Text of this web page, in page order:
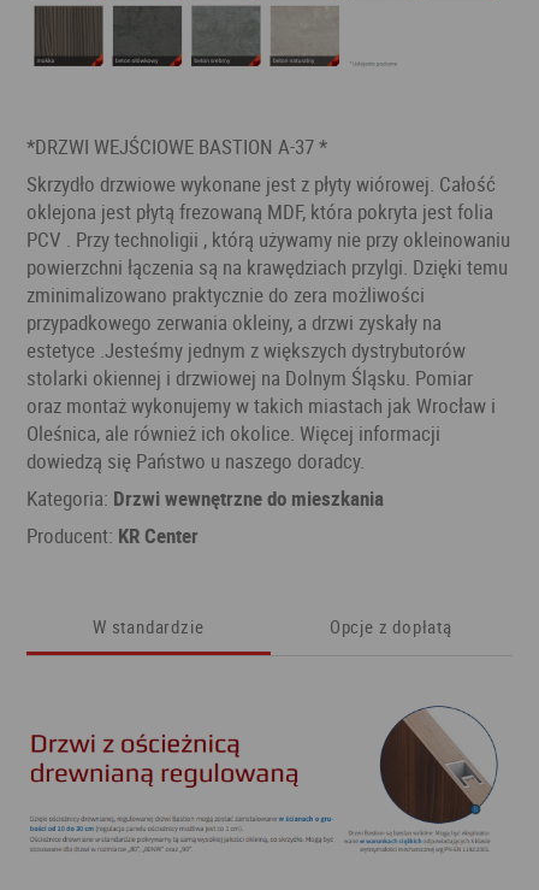
*DRZWI WEJŚCIOWE BASTION A-37 *
Skrzydło drzwiowe wykonane jest z płyty wiórowej. Całość
oklejona jest płytą frezowaną MDF, która pokryta jest folia
PCV . Przy technoligii , którą używamy nie przy okleinowaniu
powierzchni łączenia są na krawędziach przylgi. Dzięki temu
zminimalizowano praktycznie do zera możliwości
przypadkowego zerwania okleiny, a drzwi zyskały na
estetyce .Jesteśmy jednym z większych dystrybutorów
stolarki okiennej i drzwiowej na Dolnym Śląsku. Pomiar
oraz montaż wykonujemy w takich miastach jak Wrocław i
Oleśnica, ale również ich okolice. Więcej informacji
dowiedzą się Państwo u naszego doradcy.
Kategoria: Drzwi wewnętrzne do mieszkania
Producent: KR Center
W standardzie Opcje z dopłatą